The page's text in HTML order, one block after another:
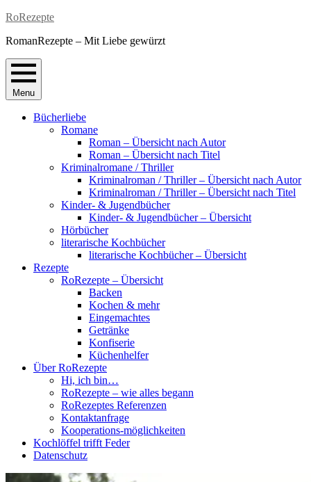
Skip
content
RoRezepte
RomanRezepte – Mit Liebe gewürzt
Menu
Bücherliebe
Romane
Roman – Übersicht nach Autor
Roman – Übersicht nach Titel
Kriminalromane / Thriller
Kriminalroman / Thriller – Übersicht nach Autor
Kriminalroman / Thriller – Übersicht nach Titel
Kinder- & Jugendbücher
Kinder- & Jugendbücher – Übersicht
Hörbücher
literarische Kochbücher
literarische Kochbücher – Übersicht
Rezepte
RoRezepte – Übersicht
Backen
Kochen & mehr
Eingemachtes
Getränke
Konfiserie
Küchenhelfer
Über RoRezepte
Hi, ich bin…
RoRezepte – wie alles begann
RoRezeptes Referenzen
Kontaktanfrage
Kooperations-möglichkeiten
Kochlöffel trifft Feder
Datenschutz